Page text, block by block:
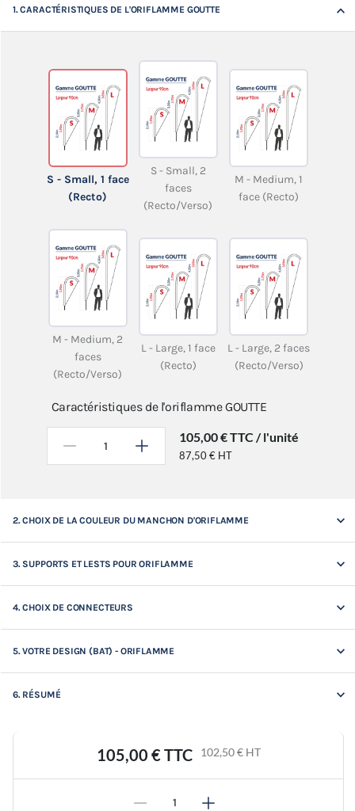
1. CARACTÉRISTIQUES DE L'ORIFLAMME GOUTTE keyboard_arrow_down
S - Small, 1 face
(Recto)
S - Small, 2
faces
(Recto/Verso)
M - Medium, 1
face (Recto)
M - Medium, 2
faces
(Recto/Verso)
L - Large, 1 face
(Recto)
L - Large, 2 faces
(Recto/Verso)
Caractéristiques de l'oriflamme GOUTTE
- +
105,00 € TTC / l'unité
87,50 € HT
2. CHOIX DE LA COULEUR DU MANCHON D'ORIFLAMME keyboard_arrow_down
3. SUPPORTS ET LESTS POUR ORIFLAMME keyboard_arrow_down
4. CHOIX DE CONNECTEURS keyboard_arrow_down
5. VOTRE DESIGN (BAT) - ORIFLAMME keyboard_arrow_down
6. RÉSUMÉ keyboard_arrow_down
105,00 €TTC 102,50 €HT
- +